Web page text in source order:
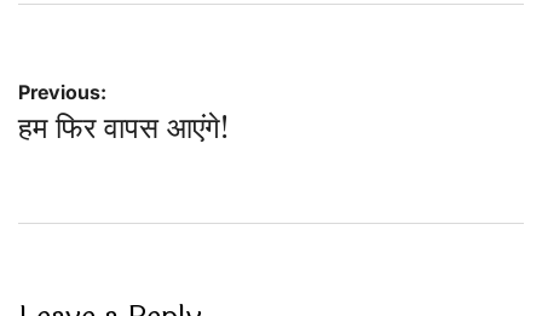
Post
navigation
Previous:
हम फिर वापस आएंगे!